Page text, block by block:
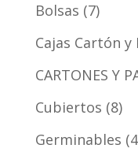
Bolsas 7
Cajas Cartón y
CARTONES Y
Cubiertos 8
Germinables